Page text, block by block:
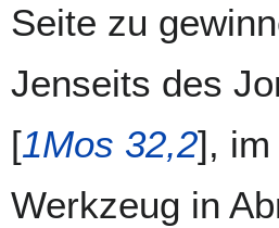
Seite zu
Jenseits des
[1Mos 32,2], im
Werkzeug in